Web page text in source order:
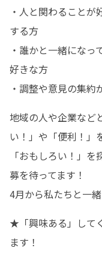
・人と関わること
する方
・誰かと一緒にな
好きな方
・調整や意見の集約
地域の人や企業など
い！」や「便利！」
「おもしろい！」
募を待ってます！
4月から私たちと一
★「興味ある」して
ます！